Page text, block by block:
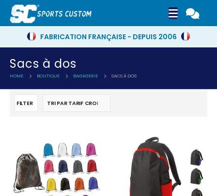
FABRICATION FRANÇAISE - DEPUIS 2006
Sacs à dos
HOME BOUTIQUE BAGAGERIE SACS À DOS
FILTER